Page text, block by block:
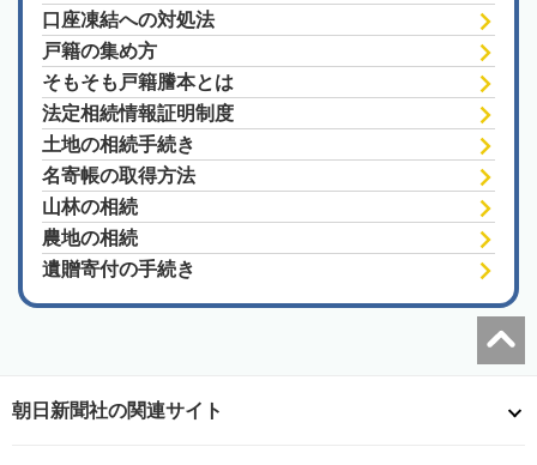
口座凍結への対処法
戸籍の集め方
そもそも戸籍謄本とは
法定相続情報証明制度
土地の相続手続き
名寄帳の取得方法
山林の相続
農地の相続
遺贈寄付の手続き
朝日新聞社の関連サイト